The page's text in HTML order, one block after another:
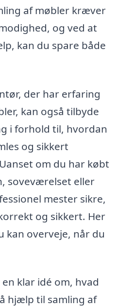
af møbler kræver
og ved at
kan du spare både
der har erfaring
kan også tilbyde
i forhold til, hvordan
og sikkert
om du har købt
soveværelset eller
mester sikre,
og sikkert. Her
kan overveje, når du
en klar idé om, hvad
hjælp til samling af